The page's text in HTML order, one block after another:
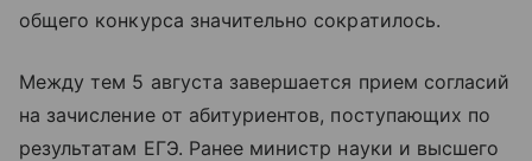
общего конкурса значительно сократилось.
Между тем 5 августа завершается прием согласий
на зачисление от абитуриентов, поступающих по
результатам ЕГЭ. Ранее министр науки и высшего